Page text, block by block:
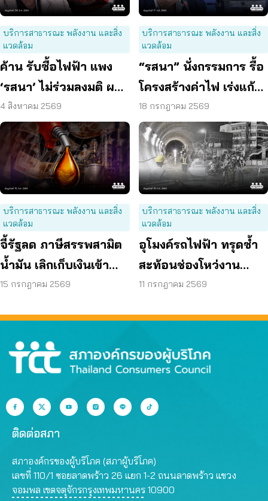
บริการสาธารณะ พลังงาน และสิ่ง
แวดล้อม
ค้าน รับซื้อไฟฟ้า แพง
‘รสนา’ ไม่ร่วมลงมติ ผลัก
ผู้บริโภค “แบก”
4 สิงหาคม 2569
บริการสาธารณะ พลังงาน และสิ่ง
แวดล้อม
“รสนา” นั่งกรรมการ รื้อ
โครงสร้างค่าไฟ เร่งแก้
ต้นเหตุพลังงานแพง
18 กรกฎาคม 2569
บริการสาธารณะ พลังงาน และสิ่ง
แวดล้อม
จี้รัฐลด ภาษีสรรพสามิต
น้ำมัน เลิกเก็บเงินเข้า
กองทุน เอื้อโรงกลั่น
15 กรกฎาคม 2569
บริการสาธารณะ พลังงาน และสิ่ง
แวดล้อม
อุโมงค์รถไฟฟ้า ทรุดซ้ำ
สะท้อนช่องโหว่งาน
ก่อสร้าง จี้ตรวจ
11 กรกฎาคม 2569
ติดต่อสภา
สภาองค์กรของผู้บริโภค (สภาผู้บริโภค)
เลขที่ 110/1 ซอยลาดพร้าว 26 แยก 1-2 ถนนลาดพร้าว แขวง
จอมพล เขตจตุจักรกรุงเทพมหานคร 10900